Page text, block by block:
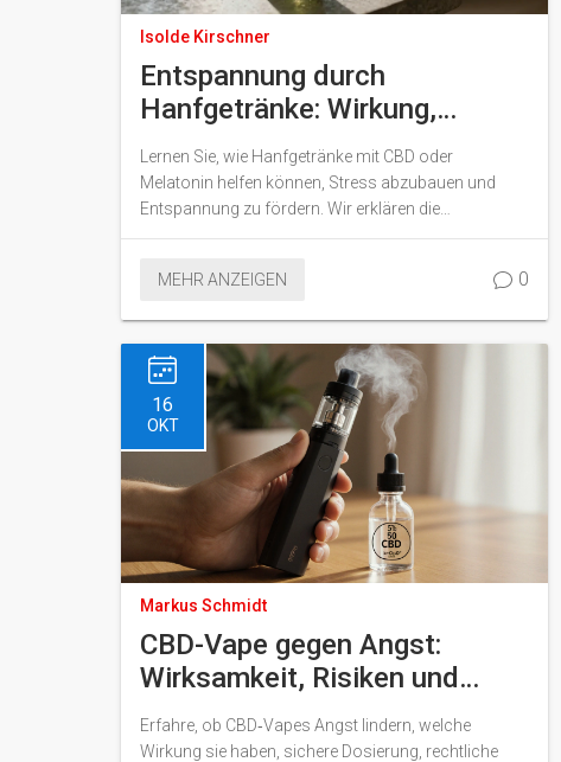
Isolde Kirschner
Entspannung durch
Hanfgetränke: Wirkung,
Inhaltsstoffe und Tipps
Lernen Sie, wie Hanfgetränke mit CBD oder
Melatonin helfen können, Stress abzubauen und
Entspannung zu fördern. Wir erklären die
Unterschiede, Wirkmechanismen und worauf Sie
MEHR ANZEIGEN
0
16
OKT
Markus Schmidt
CBD-Vape gegen Angst:
Wirksamkeit, Risiken und
Praxis‑Tipps
Erfahre, ob CBD‑Vapes Angst lindern, welche
Wirkung sie haben, sichere Dosierung, rechtliche